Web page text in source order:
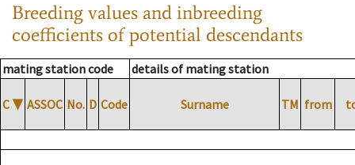
Breeding values and inbreeding
coefficients of potential descendants
mating station code details of mating station
C ▼ ASSOC No. D Code Surname TM from